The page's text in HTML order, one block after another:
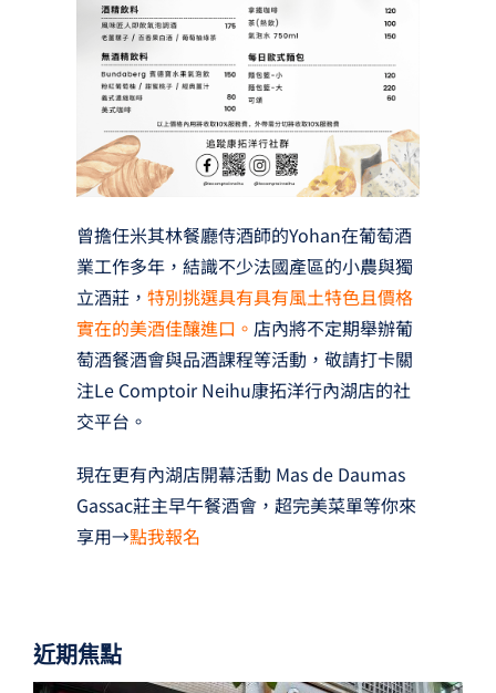
曾擔任米其林餐廳侍酒師的Yohan在葡萄酒
業工作多年，結識不少法國產區的小農與獨
立酒莊， 特別挑選具有具有風土特色且價格
實在的美酒佳釀進口。 店內將不定期舉辦葡
萄酒餐酒會與品酒課程等活動，敬請打卡關
注Le Comptoir Neihu康拓洋行內湖店的社
交平台。
現在更有內湖店開幕活動 Mas de Daumas
Gassac莊主早午餐酒會，超完美菜單等你來
享用→點我報名
近期焦點